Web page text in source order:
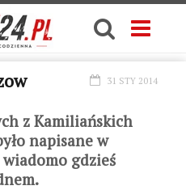
31 STY 2014
z Kamiliańskich
napisane w
gdzieś